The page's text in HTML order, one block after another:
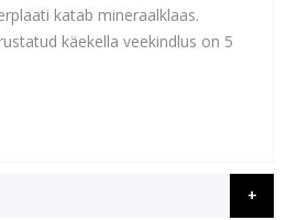
katab mineraalklaas.
käekella veekindlus on 5